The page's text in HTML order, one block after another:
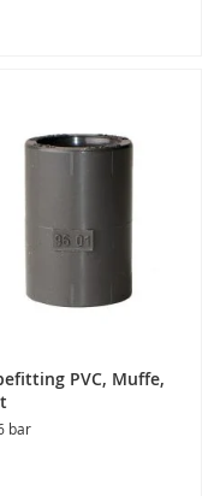
PVC, Muffe,
bar